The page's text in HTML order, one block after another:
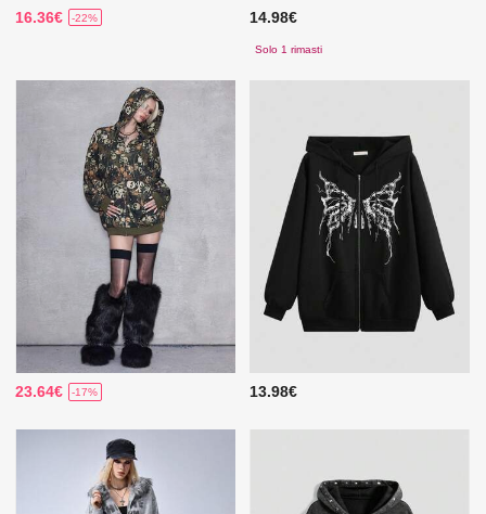
16.36€ -22% 14.98€
Solo 1 rimasti
23.64€ -17% 13.98€